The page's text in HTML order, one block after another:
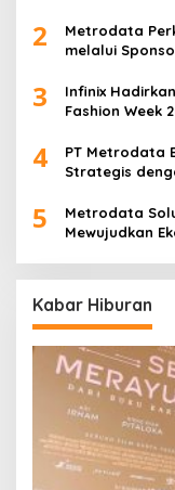
2
Metrodata
melalui
3
Infinix
Fashion Week
Eksperimen
4
PT Metrodata
Strategis
5
Metrodata
Mewujudkan
Kabar Hiburan